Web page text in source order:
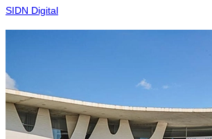
SIDN Digital